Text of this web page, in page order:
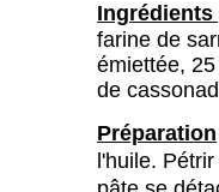
farine de
émiettée,
de
Préparation
l'huile.